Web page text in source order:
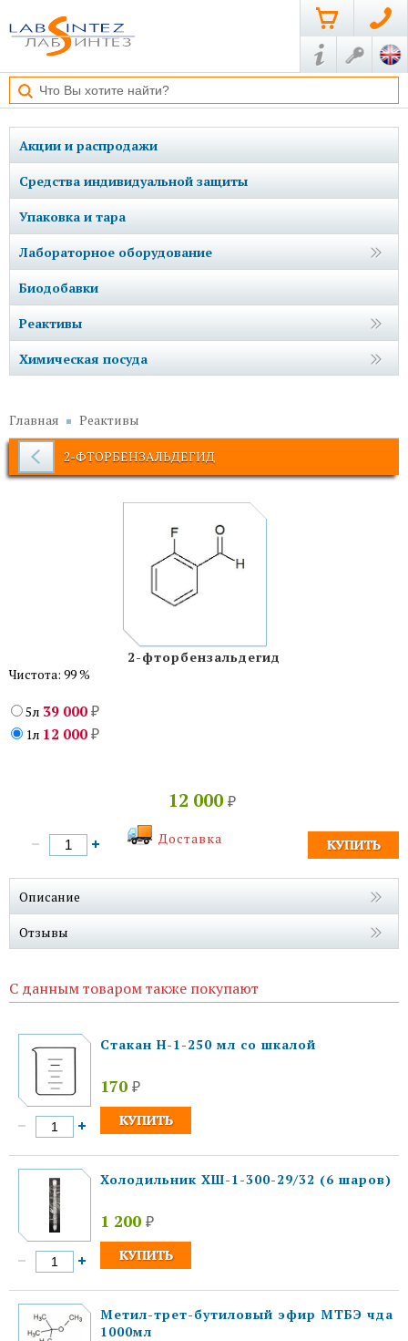
Акции и распродажи
Средства индивидуальной защиты
Упаковка и тара
Лабораторное оборудование
Биодобавки
Реактивы
Химическая посуда
Главная Реактивы
2-ФТОРБЕНЗАЛЬДЕГИД
2-фторбензальдегид
Чистота: 99 %
5л 39 000 ₽
1л 12 000 ₽
12 000 ₽
Доставка
Описание
Отзывы
С данным товаром также покупают
Стакан Н-1-250 мл со шкалой
170 ₽
Холодильник ХШ-1-300-29/32 (6 шаров)
1 200 ₽
Метил-трет-бутиловый эфир МТБЭ чда
1000мл